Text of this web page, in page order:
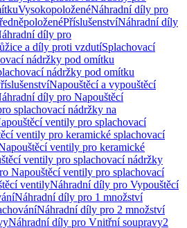
VysokopoloženéNáhradní díly pro
PříslušenstvíNáhradní díly
díly pro
a díly proti vzdutíSplachovací
nádržky pod omítku
nádržky pod omítku
Napouštěcí a vypouštěcí
díly pro Napouštěcí
splachovací nádržky na
ventily pro splachovací
ventily pro keramické splachovací
ventily pro keramické
ventily pro splachovací nádržky
Napouštěcí ventily pro splachovací
ventilyNáhradní díly pro Vypouštěcí
Náhradní díly pro 1 množství
Náhradní díly pro 2 množství
Náhradní díly pro Vnitřní soupravy2